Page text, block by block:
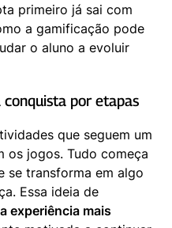
primeiro já sai com
a gamificação pode
o aluno a evoluir
por etapas
que seguem um
os jogos. Tudo começa
se transforma em algo
Essa ideia de
experiência mais